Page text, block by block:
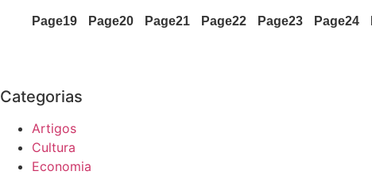
Page19 Page20 Page21 Page22 Page23 Page24
Categorias
Artigos
Cultura
Economia